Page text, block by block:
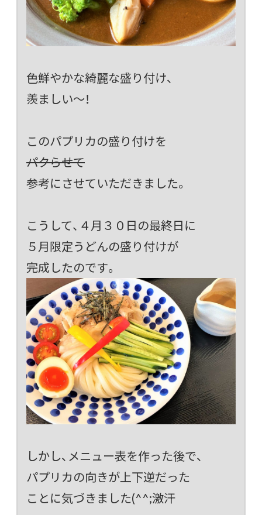
色鮮やかな綺麗な盛り付け、
羨ましい～！
このパプリカの盛り付けを
パクらせて
参考にさせていただきました。
こうして、４月３０日の最終日に
５月限定うどんの盛り付けが
完成したのです。
しかし、メニュー表を作った後で、
パプリカの向きが上下逆だった
ことに気づきました(^^;激汗